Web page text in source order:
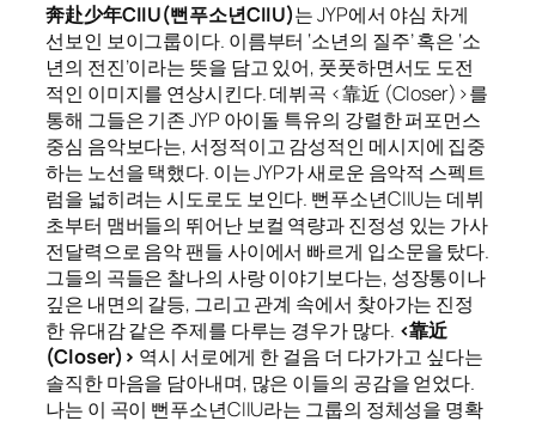
奔赴少年CIIU(뻔푸소년CIIU)는 JYP에서 야심 차게
선보인 보이그룹이다. 이름부터 ‘소년의 질주’ 혹은 ‘소
년의 전진’이라는 뜻을 담고 있어, 풋풋하면서도 도전
적인 이미지를 연상시킨다. 데뷔곡 <靠近 (Closer)>를
통해 그들은 기존 JYP 아이돌 특유의 강렬한 퍼포먼스
중심 음악보다는, 서정적이고 감성적인 메시지에 집중
하는 노선을 택했다. 이는 JYP가 새로운 음악적 스펙트
럼을 넓히려는 시도로도 보인다. 뻔푸소년CIIU는 데뷔
초부터 맴버들의 뛰어난 보컬 역량과 진정성 있는 가사
전달력으로 음악 팬들 사이에서 빠르게 입소문을 탔다.
그들의 곡들은 찰나의 사랑 이야기보다는, 성장통이나
깊은 내면의 갈등, 그리고 관계 속에서 찾아가는 진정
한 유대감 같은 주제를 다루는 경우가 많다. <靠近
(Closer)> 역시 서로에게 한 걸음 더 다가가고 싶다는
솔직한 마음을 담아내며, 많은 이들의 공감을 얻었다.
나는 이 곡이 뻔푸소년CIIU라는 그룹의 정체성을 명확